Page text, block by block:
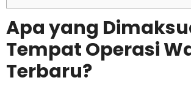
Apa yang
Tempat Operasi
Terbaru?